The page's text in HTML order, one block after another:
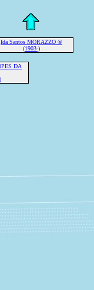
Ida Santos MORAZZO ®
(1903-)
DA